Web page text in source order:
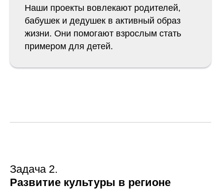
Наши проекты вовлекают родителей,
бабушек и дедушек в активный образ
жизни. Они помогают взрослым стать
примером для детей.
Задача 2.
Развитие культуры в регионе